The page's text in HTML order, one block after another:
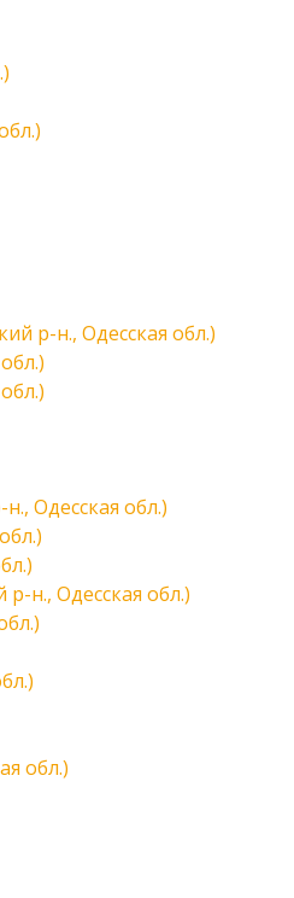
р-н., Одесская обл.)
Одесская обл.)
н., Одесская обл.)
обл.)